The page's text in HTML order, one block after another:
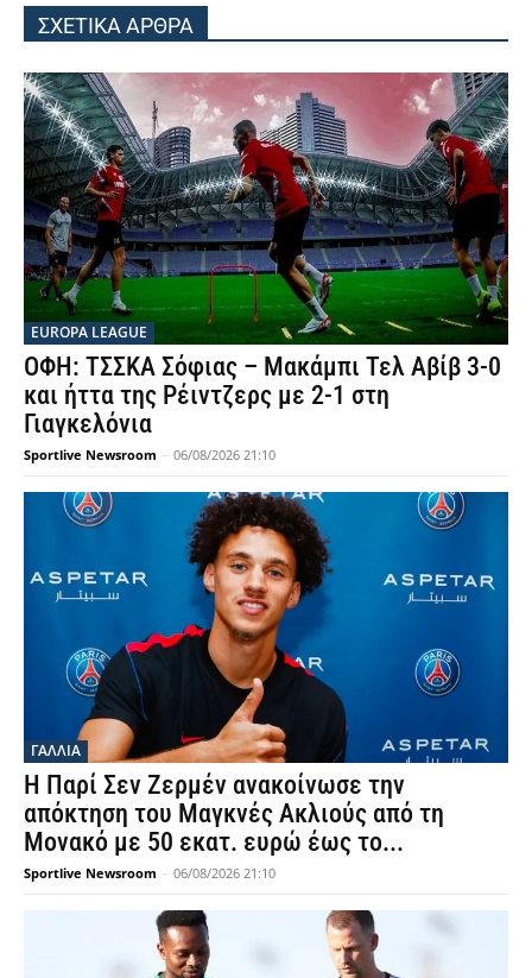
ΣΧΕΤΙΚΑ ΑΡΘΡΑ
EUROPA LEAGUE
ΟΦΗ: ΤΣΣΚΑ Σόφιας – Μακάμπι Τελ Αβίβ 3-0
και ήττα της Ρέιντζερς με 2-1 στη
Γιαγκελόνια
Sportlive Newsroom - 06/08/2026 21:10
ΓΑΛΛΙΑ
Η Παρί Σεν Ζερμέν ανακοίνωσε την
απόκτηση του Μαγκνές Ακλιούς από τη
Μονακό με 50 εκατ. ευρώ έως το...
Sportlive Newsroom - 06/08/2026 21:10